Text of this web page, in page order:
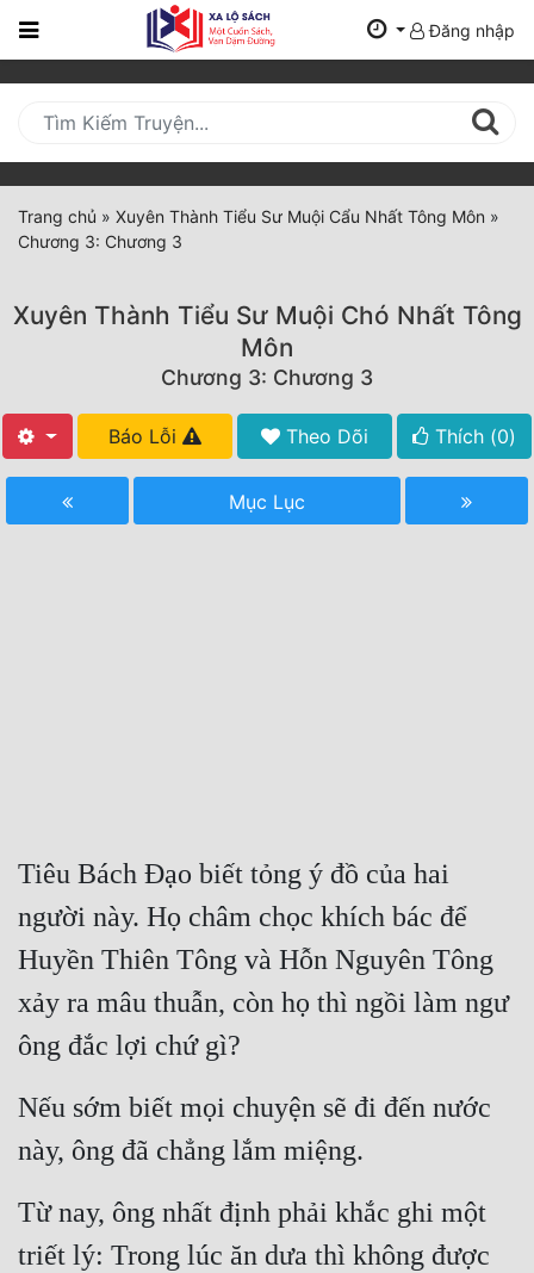
Trang
Mới
Cập
Nhật
(current)
Thể Loại
Truyện Mới Ra
Hoàn Thành
Cạnh Kỹ
Cổ Tiên Hiệp
Dị Giới
Đăng nhập
Trang chủ » Xuyên Thành Tiểu Sư Muội Cẩu Nhất Tông Môn »
Chương 3: Chương 3
Xuyên Thành Tiểu Sư Muội Chó Nhất Tông
Môn
Chương 3: Chương 3
Báo Lỗi Theo Dõi Thích (0)
Mục Lục
Tiêu Bách Đạo biết tỏng ý đồ của hai
người này. Họ châm chọc khích bác để
Huyền Thiên Tông và Hỗn Nguyên Tông
xảy ra mâu thuẫn, còn họ thì ngồi làm ngư
ông đắc lợi chứ gì?
Nếu sớm biết mọi chuyện sẽ đi đến nước
này, ông đã chẳng lắm miệng.
Từ nay, ông nhất định phải khắc ghi một
triết lý: Trong lúc ăn dưa thì không được